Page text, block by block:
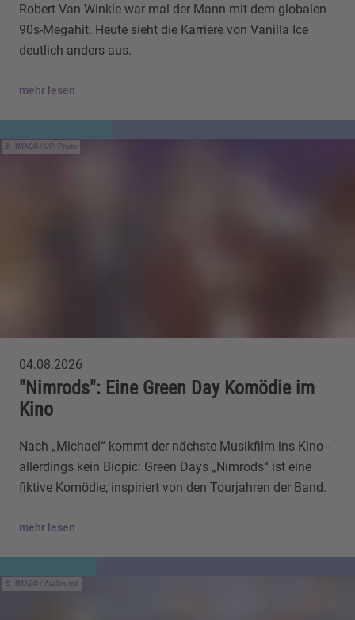
Robert Van Winkle war mal der Mann mit dem globalen
90s-Megahit. Heute sieht die Karriere von Vanilla Ice
deutlich anders aus.
mehr lesen
IMAGO / UPI Photo
04.08.2026
"Nimrods": Eine Green Day Komödie im
Kino
Nach „Michael“ kommt der nächste Musikfilm ins Kino -
allerdings kein Biopic: Green Days „Nimrods“ ist eine
fiktive Komödie, inspiriert von den Tourjahren der Band.
mehr lesen
IMAGO / Avalon.red